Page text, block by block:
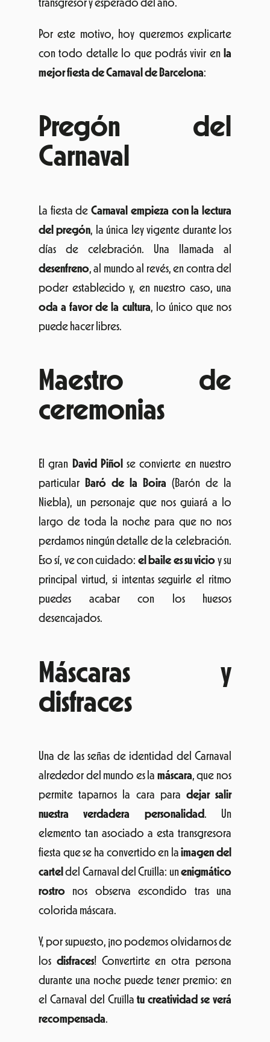
transgresor y esperado del año.
Por este motivo, hoy queremos explicarte
con todo detalle lo que podrás vivir en la
mejor fiesta de Carnaval de Barcelona:
Pregón del
Carnaval
La fiesta deCarnaval empieza con la lectura
del pregón, la única ley vigente durante los
días de celebración. Una llamada al
desenfreno, al mundo al revés, en contra del
poder establecido y, en nuestro caso, una
oda a favor de la cultura, lo único que nos
puede hacer libres.
Maestro de
ceremonias
El gran David Piñol se convierte en nuestro
particular Baró de la Boira (Barón de la
Niebla), un personaje que nos guiará a lo
largo de toda la noche para que no nos
perdamos ningún detalle de la celebración.
Eso sí, ve con cuidado: el baile es su vicio y su
principal virtud, si intentas seguirle el ritmo
puedes acabar con los huesos
desencajados.
Máscaras y
disfraces
Una de las señas de identidad del Carnaval
alrededor del mundo es la máscara, que nos
permite taparnos la cara para dejar salir
nuestra verdadera personalidad. Un
elemento tan asociado a esta transgresora
fiesta que se ha convertido en laimagen del
cartel del Carnaval del Cruïlla: unenigmático
rostro nos observa escondido tras una
colorida máscara.
Y, por supuesto, ¡no podemos olvidarnos de
los disfraces! Convertirte en otra persona
durante una noche puede tener premio: en
el Carnaval del Cruïllatu creatividad se verá
recompensada.